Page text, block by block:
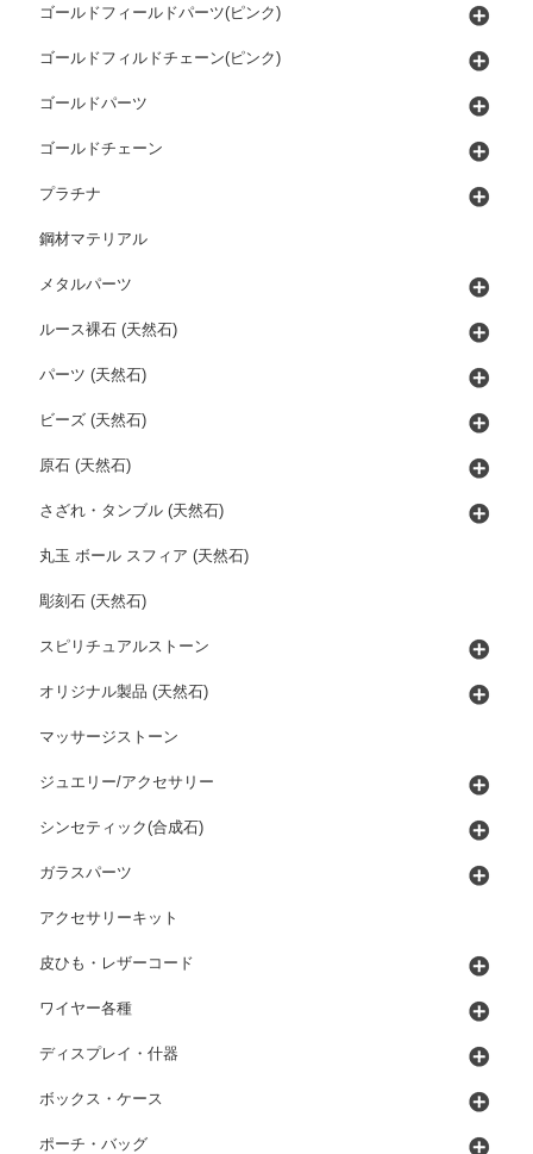
ゴールドフィールドパーツ(ピンク)
ゴールドフィルドチェーン(ピンク)
ゴールドパーツ
ゴールドチェーン
プラチナ
鋼材マテリアル
メタルパーツ
ルース裸石 (天然石)
パーツ (天然石)
ビーズ (天然石)
原石 (天然石)
さざれ・タンブル (天然石)
丸玉 ボール スフィア (天然石)
彫刻石 (天然石)
スピリチュアルストーン
オリジナル製品 (天然石)
マッサージストーン
ジュエリー/アクセサリー
シンセティック(合成石)
ガラスパーツ
アクセサリーキット
皮ひも・レザーコード
ワイヤー各種
ディスプレイ・什器
ボックス・ケース
ポーチ・バッグ